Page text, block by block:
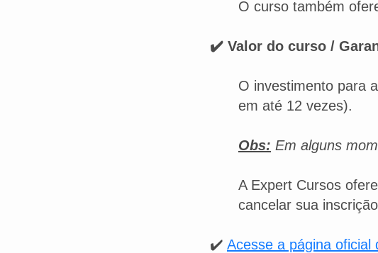
O curso também
✔️ Valor do curso /
O investimento para
em até 12 vezes).
Obs: Em alguns
A Expert Cursos
cancelar sua
✔️ Acesse a página oficial